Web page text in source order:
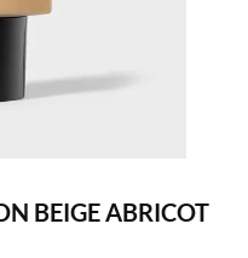
BEIGE ABRICOT